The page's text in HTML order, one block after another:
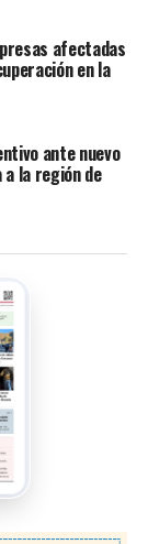
afectadas
en la
ante nuevo
la región de